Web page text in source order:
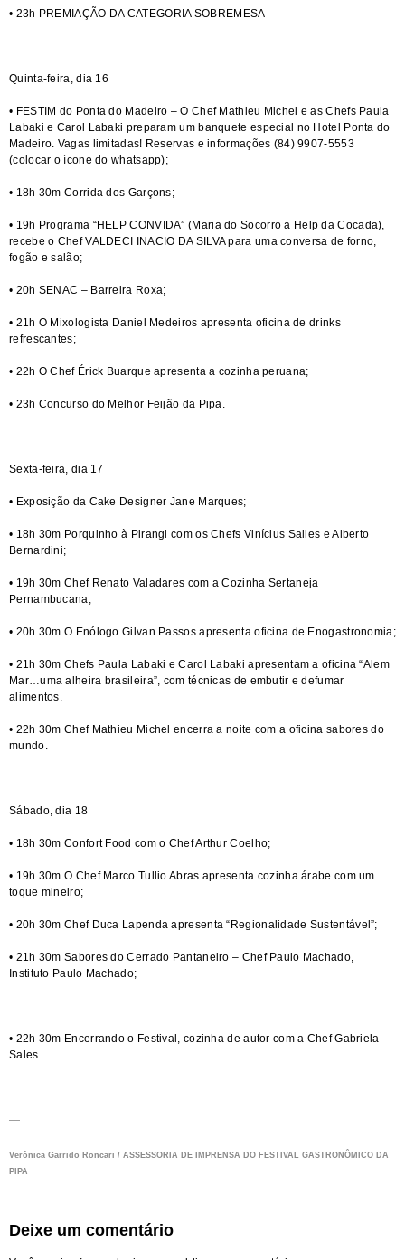
• 23h PREMIAÇÃO DA CATEGORIA SOBREMESA
Quinta-feira, dia 16
• FESTIM do Ponta do Madeiro – O Chef Mathieu Michel e as Chefs Paula
Labaki e Carol Labaki preparam um banquete especial no Hotel Ponta do
Madeiro. Vagas limitadas! Reservas e informações (84) 9907-5553
(colocar o ícone do whatsapp);
• 18h 30m Corrida dos Garçons;
• 19h Programa “HELP CONVIDA” (Maria do Socorro a Help da Cocada),
recebe o Chef VALDECI INACIO DA SILVA para uma conversa de forno,
fogão e salão;
• 20h SENAC – Barreira Roxa;
• 21h O Mixologista Daniel Medeiros apresenta oficina de drinks
refrescantes;
• 22h O Chef Érick Buarque apresenta a cozinha peruana;
• 23h Concurso do Melhor Feijão da Pipa.
Sexta-feira, dia 17
• Exposição da Cake Designer Jane Marques;
• 18h 30m Porquinho à Pirangi com os Chefs Vinícius Salles e Alberto
Bernardini;
• 19h 30m Chef Renato Valadares com a Cozinha Sertaneja
Pernambucana;
• 20h 30m O Enólogo Gilvan Passos apresenta oficina de Enogastronomia;
• 21h 30m Chefs Paula Labaki e Carol Labaki apresentam a oficina “Alem
Mar…uma alheira brasileira”, com técnicas de embutir e defumar
alimentos.
• 22h 30m Chef Mathieu Michel encerra a noite com a oficina sabores do
mundo.
Sábado, dia 18
• 18h 30m Confort Food com o Chef Arthur Coelho;
• 19h 30m O Chef Marco Tullio Abras apresenta cozinha árabe com um
toque mineiro;
• 20h 30m Chef Duca Lapenda apresenta “Regionalidade Sustentável”;
• 21h 30m Sabores do Cerrado Pantaneiro – Chef Paulo Machado,
Instituto Paulo Machado;
• 22h 30m Encerrando o Festival, cozinha de autor com a Chef Gabriela
Sales.
—
Verônica Garrido Roncari / ASSESSORIA DE IMPRENSA DO FESTIVAL GASTRONÔMICO DA
PIPA
Deixe um comentário